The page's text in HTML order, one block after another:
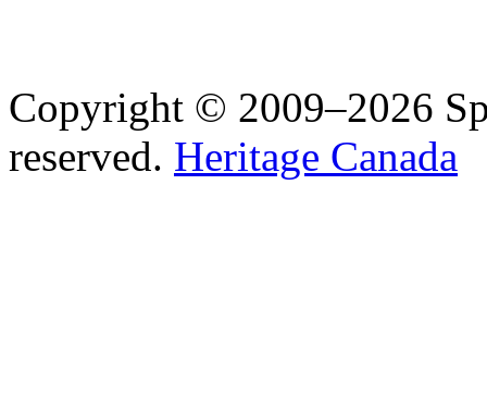
Copyright © 2009–2026
reserved. Heritage Canada